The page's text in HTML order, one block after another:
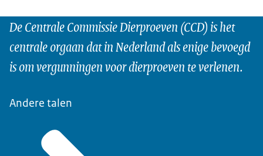
De Centrale Commissie Dierproeven (CCD) is het
centrale orgaan dat in Nederland als enige bevoegd
is om vergunningen voor dierproeven te verlenen.
Andere talen